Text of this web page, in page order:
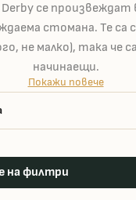
се произвеждат
стомана. Те са
не малко), така че
начинаещи.
Покажи повече
на филтри